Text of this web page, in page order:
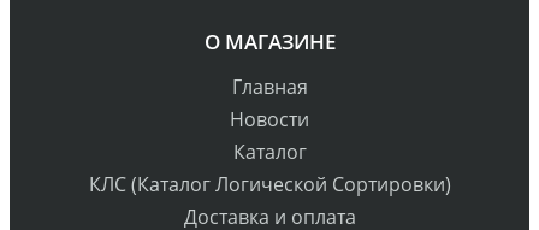
О МАГАЗИНЕ
Главная
Новости
Каталог
КЛС (Каталог Логической Сортировки)
Доставка и оплата